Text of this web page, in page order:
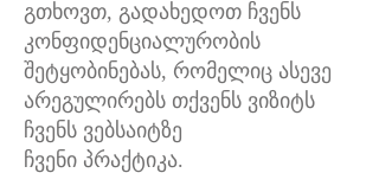
გთხოვთ, გადახედოთ ჩვენს
კონფიდენციალურობის
შეტყობინებას, რომელიც ასევე
არეგულირებს თქვენს ვიზიტს
ჩვენს ვებსაიტზე
ჩვენი პრაქტიკა.